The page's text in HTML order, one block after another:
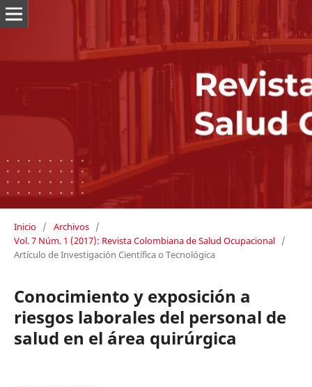
Inicio / Archivos /
Vol. 7 Núm. 1 (2017): Revista Colombiana de Salud Ocupacional /
Artículo de Investigación Científica o Tecnológica
Conocimiento y exposición a
riesgos laborales del personal de
salud en el área quirúrgica